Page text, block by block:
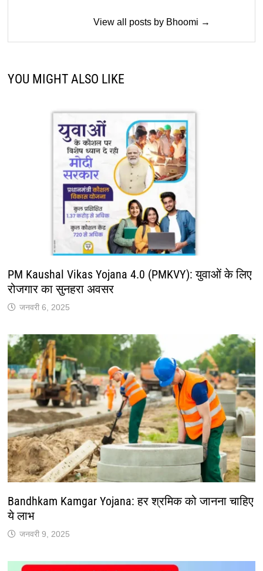
View all posts by Bhoomi →
YOU MIGHT ALSO LIKE
PM Kaushal Vikas Yojana 4.0 (PMKVY): युवाओं के लिए
रोजगार का सुनहरा अवसर
जनवरी 6, 2025
Bandhkam Kamgar Yojana: हर श्रमिक को जानना चाहिए
ये लाभ
जनवरी 9, 2025